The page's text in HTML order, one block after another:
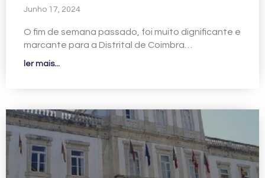
Junho 17, 2024
O fim de semana passado, foi muito dignificante e
marcante para a Distrital de Coimbra…
ler mais...